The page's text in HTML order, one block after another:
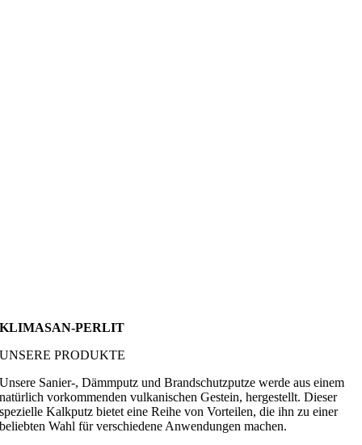
KLIMASAN-PERLIT
UNSERE PRODUKTE
Unsere Sanier-, Dämmputz und Brandschutzputze werde aus einem
natürlich vorkommenden vulkanischen Gestein, hergestellt. Dieser
spezielle Kalkputz bietet eine Reihe von Vorteilen, die ihn zu einer
beliebten Wahl für verschiedene Anwendungen machen.